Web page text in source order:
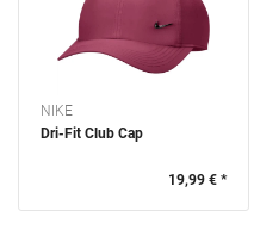
NIKE
Dri-Fit Club Cap
19,99 € *